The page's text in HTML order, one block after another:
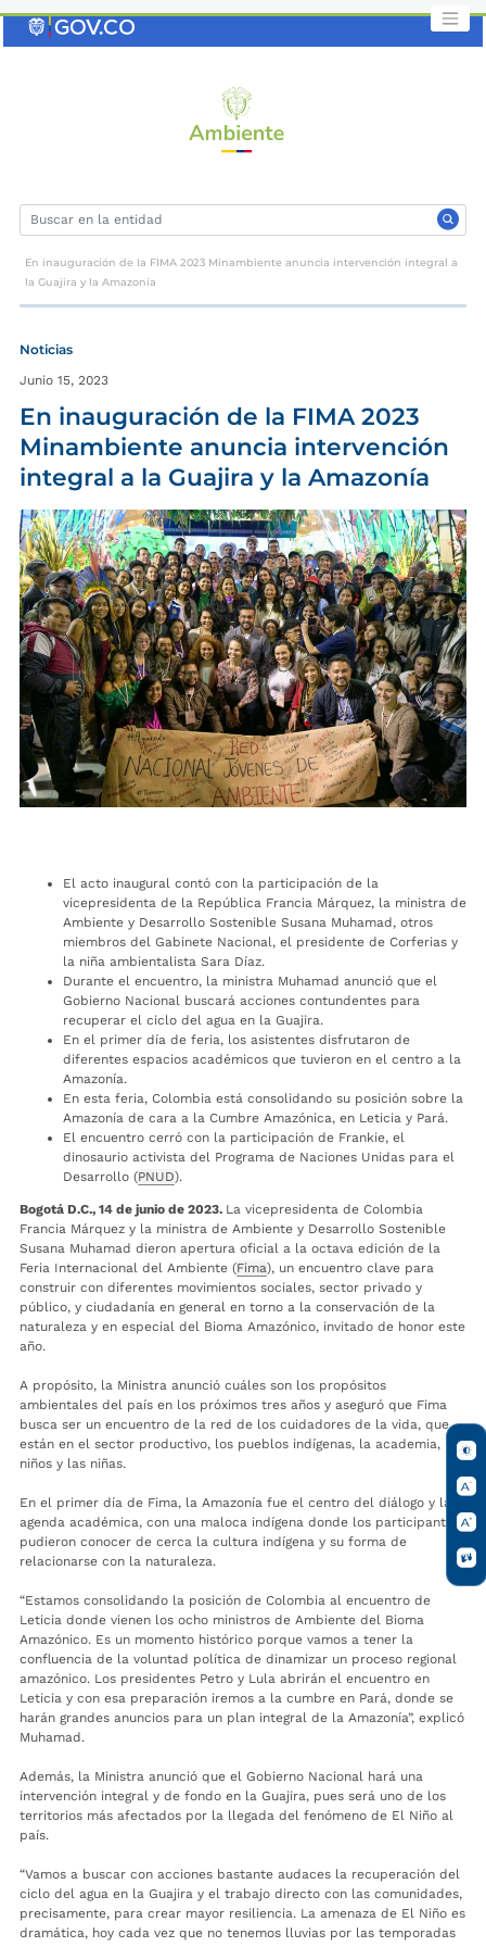
En inauguración de la FIMA 2023 Minambiente anuncia intervención integral a
la Guajira y la Amazonía
Noticias
Junio 15, 2023
En inauguración de la FIMA 2023
Minambiente anuncia intervención
integral a la Guajira y la Amazonía
El acto inaugural contó con la participación de la
vicepresidenta de la República Francia Márquez, la ministra de
Ambiente y Desarrollo Sostenible Susana Muhamad, otros
miembros del Gabinete Nacional, el presidente de Corferias y
la niña ambientalista Sara Díaz.
Durante el encuentro, la ministra Muhamad anunció que el
Gobierno Nacional buscará acciones contundentes para
recuperar el ciclo del agua en la Guajira.
En el primer día de feria, los asistentes disfrutaron de
diferentes espacios académicos que tuvieron en el centro a la
Amazonía.
En esta feria, Colombia está consolidando su posición sobre la
Amazonía de cara a la Cumbre Amazónica, en Leticia y Pará.
El encuentro cerró con la participación de Frankie, el
dinosaurio activista del Programa de Naciones Unidas para el
Desarrollo (PNUD).
Bogotá D.C., 14 de junio de 2023. La vicepresidenta de Colombia
Francia Márquez y la ministra de Ambiente y Desarrollo Sostenible
Susana Muhamad dieron apertura oficial a la octava edición de la
Feria Internacional del Ambiente (Fima), un encuentro clave para
construir con diferentes movimientos sociales, sector privado y
público, y ciudadanía en general en torno a la conservación de la
naturaleza y en especial del Bioma Amazónico, invitado de honor este
año.
A propósito, la Ministra anunció cuáles son los propósitos
ambientales del país en los próximos tres años y aseguró que Fima
busca ser un encuentro de la red de los cuidadores de la vida, que
están en el sector productivo, los pueblos indígenas, la academia, los
niños y las niñas.
En el primer día de Fima, la Amazonía fue el centro del diálogo y la
agenda académica, con una maloca indígena donde los participantes
pudieron conocer de cerca la cultura indígena y su forma de
relacionarse con la naturaleza.
“Estamos consolidando la posición de Colombia al encuentro de
Leticia donde vienen los ocho ministros de Ambiente del Bioma
Amazónico. Es un momento histórico porque vamos a tener la
confluencia de la voluntad política de dinamizar un proceso regional
amazónico. Los presidentes Petro y Lula abrirán el encuentro en
Leticia y con esa preparación iremos a la cumbre en Pará, donde se
harán grandes anuncios para un plan integral de la Amazonía”, explicó
Muhamad.
Además, la Ministra anunció que el Gobierno Nacional hará una
intervención integral y de fondo en la Guajira, pues será uno de los
territorios más afectados por la llegada del fenómeno de El Niño al
país.
“Vamos a buscar con acciones bastante audaces la recuperación del
ciclo del agua en la Guajira y el trabajo directo con las comunidades,
precisamente, para crear mayor resiliencia. La amenaza de El Niño es
dramática, hoy cada vez que no tenemos lluvias por las temporadas